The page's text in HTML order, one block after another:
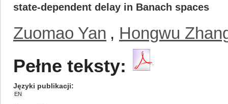
state-dependent delay in Banach spaces
Zuomao Yan , Hongwu
Pełne teksty:
Języki publikacji
EN